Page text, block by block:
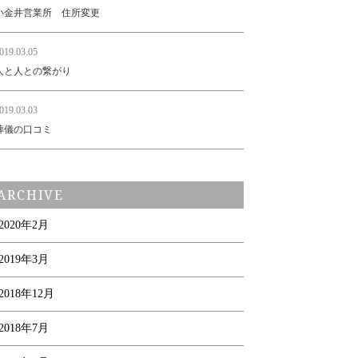
金井営業所 住所変更
と人との繋がり
儀の口コミ
年2月
年3月
年12月
年7月